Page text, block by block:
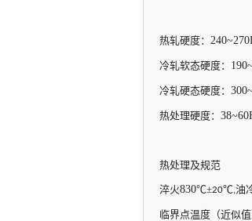
热轧硬度：
冷轧软态硬度：
冷轧硬态硬度：
热处理硬度：
热处理及规范
淬火830℃±20℃,油
临界点温度（近似值